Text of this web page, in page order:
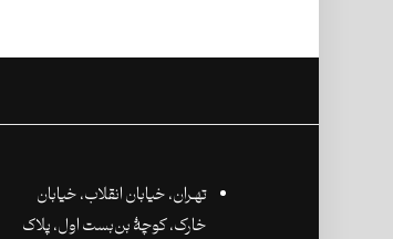
تهـران،‌ خیابان انقلاب، خیابان
خارک، کوچۀ بن‌بست اول، پلاک